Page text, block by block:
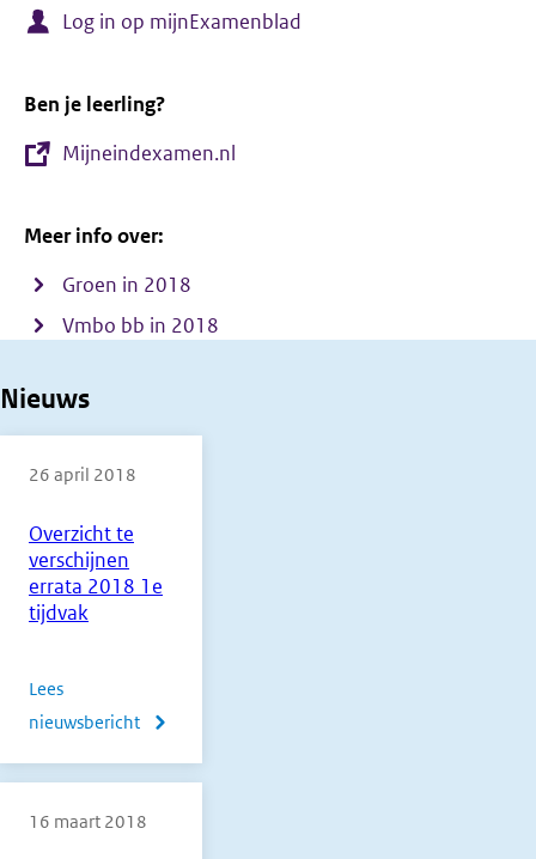
Log in op mijnExamenblad
Ben je leerling?
Mijneindexamen.nl
Meer info over:
Groen in 2018
Vmbo bb in 2018
Nieuws
Overzicht te
verschijnen
errata 2018 1e
tijdvak
26 april 2018
Lees
nieuwsbericht
over
te
verschijnen
16 maart 2018